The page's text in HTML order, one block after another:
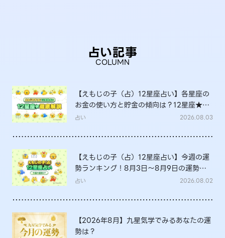
占い記事
COLUMN
【えもじの子（占）12星座占い】各星座の
お金の使い方と貯金の傾向は？12星座★徹
底解説
占い 2026.08.03
【えもじの子（占）12星座占い】今週の運
勢ランキング！8月3日～8月9日の運勢
は？
占い 2026.08.02
【2026年8月】九星気学でみるあなたの運
勢は？